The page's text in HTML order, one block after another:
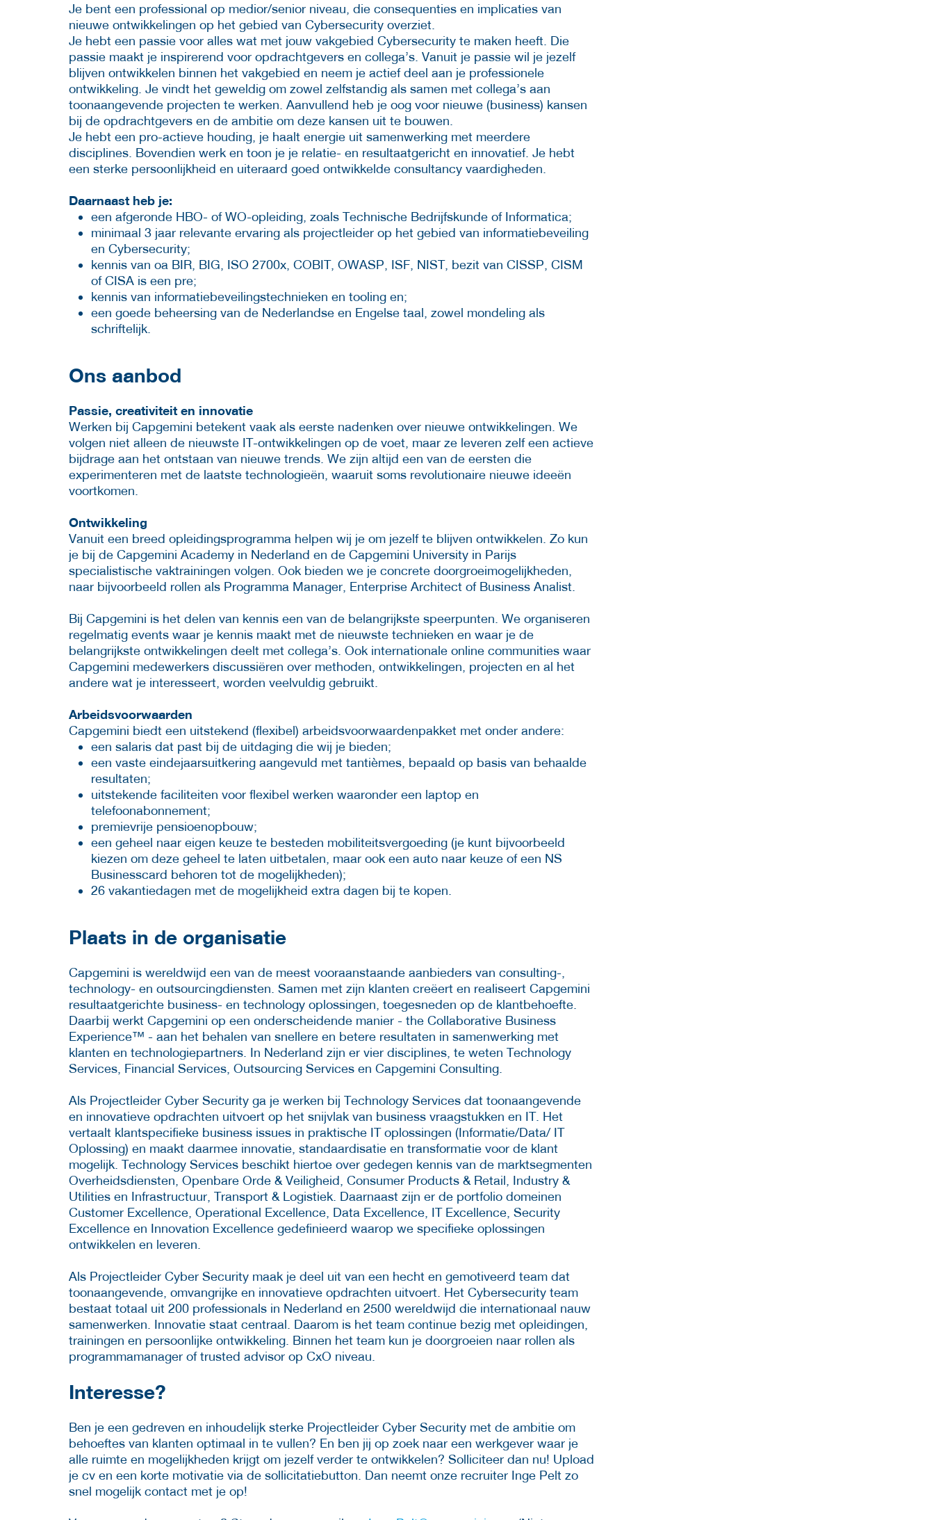
Je bent een professional op medior/senior niveau, die consequenties en implicaties van
nieuwe ontwikkelingen op het gebied van Cybersecurity overziet.
Je hebt een passie voor alles wat met jouw vakgebied Cybersecurity te maken heeft. Die
passie maakt je inspirerend voor opdrachtgevers en collega’s. Vanuit je passie wil je jezelf
blijven ontwikkelen binnen het vakgebied en neem je actief deel aan je professionele
ontwikkeling. Je vindt het geweldig om zowel zelfstandig als samen met collega’s aan
toonaangevende projecten te werken. Aanvullend heb je oog voor nieuwe (business) kansen
bij de opdrachtgevers en de ambitie om deze kansen uit te bouwen.
Je hebt een pro-actieve houding, je haalt energie uit samenwerking met meerdere
disciplines. Bovendien werk en toon je je relatie- en resultaatgericht en innovatief. Je hebt
een sterke persoonlijkheid en uiteraard goed ontwikkelde consultancy vaardigheden.
Daarnaast heb je:
een afgeronde HBO- of WO-opleiding, zoals Technische Bedrijfskunde of Informatica;
minimaal 3 jaar relevante ervaring als projectleider op het gebied van informatiebeveiling
en Cybersecurity;
kennis van oa BIR, BIG, ISO 2700x, COBIT, OWASP, ISF, NIST, bezit van CISSP, CISM
of CISA is een pre;
kennis van informatiebeveilingstechnieken en tooling en;
een goede beheersing van de Nederlandse en Engelse taal, zowel mondeling als
schriftelijk.
Ons aanbod
Passie, creativiteit en innovatie
Werken bij Capgemini betekent vaak als eerste nadenken over nieuwe ontwikkelingen. We
volgen niet alleen de nieuwste IT-ontwikkelingen op de voet, maar ze leveren zelf een actieve
bijdrage aan het ontstaan van nieuwe trends. We zijn altijd een van de eersten die
experimenteren met de laatste technologieën, waaruit soms revolutionaire nieuwe ideeën
voortkomen.
Ontwikkeling
Vanuit een breed opleidingsprogramma helpen wij je om jezelf te blijven ontwikkelen. Zo kun
je bij de Capgemini Academy in Nederland en de Capgemini University in Parijs
specialistische vaktrainingen volgen. Ook bieden we je concrete doorgroeimogelijkheden,
naar bijvoorbeeld rollen als Programma Manager, Enterprise Architect of Business Analist.
Bij Capgemini is het delen van kennis een van de belangrijkste speerpunten. We organiseren
regelmatig events waar je kennis maakt met de nieuwste technieken en waar je de
belangrijkste ontwikkelingen deelt met collega’s. Ook internationale online communities waar
Capgemini medewerkers discussiëren over methoden, ontwikkelingen, projecten en al het
andere wat je interesseert, worden veelvuldig gebruikt.
Arbeidsvoorwaarden
Capgemini biedt een uitstekend (flexibel) arbeidsvoorwaardenpakket met onder andere:
een salaris dat past bij de uitdaging die wij je bieden;
een vaste eindejaarsuitkering aangevuld met tantièmes, bepaald op basis van behaalde
resultaten;
uitstekende faciliteiten voor flexibel werken waaronder een laptop en
telefoonabonnement;
premievrije pensioenopbouw;
een geheel naar eigen keuze te besteden mobiliteitsvergoeding (je kunt bijvoorbeeld
kiezen om deze geheel te laten uitbetalen, maar ook een auto naar keuze of een NS
Businesscard behoren tot de mogelijkheden);
26 vakantiedagen met de mogelijkheid extra dagen bij te kopen.
Plaats in de organisatie
Capgemini is wereldwijd een van de meest vooraanstaande aanbieders van consulting-,
technology- en outsourcingdiensten. Samen met zijn klanten creëert en realiseert Capgemini
resultaatgerichte business- en technology oplossingen, toegesneden op de klantbehoefte.
Daarbij werkt Capgemini op een onderscheidende manier - the Collaborative Business
Experience™ - aan het behalen van snellere en betere resultaten in samenwerking met
klanten en technologiepartners. In Nederland zijn er vier disciplines, te weten Technology
Services, Financial Services, Outsourcing Services en Capgemini Consulting.
Als Projectleider Cyber Security ga je werken bij Technology Services dat toonaangevende
en innovatieve opdrachten uitvoert op het snijvlak van business vraagstukken en IT. Het
vertaalt klantspecifieke business issues in praktische IT oplossingen (Informatie/Data/ IT
Oplossing) en maakt daarmee innovatie, standaardisatie en transformatie voor de klant
mogelijk. Technology Services beschikt hiertoe over gedegen kennis van de marktsegmenten
Overheidsdiensten, Openbare Orde & Veiligheid, Consumer Products & Retail, Industry &
Utilities en Infrastructuur, Transport & Logistiek. Daarnaast zijn er de portfolio domeinen
Customer Excellence, Operational Excellence, Data Excellence, IT Excellence, Security
Excellence en Innovation Excellence gedefinieerd waarop we specifieke oplossingen
ontwikkelen en leveren.
Als Projectleider Cyber Security maak je deel uit van een hecht en gemotiveerd team dat
toonaangevende, omvangrijke en innovatieve opdrachten uitvoert. Het Cybersecurity team
bestaat totaal uit 200 professionals in Nederland en 2500 wereldwijd die internationaal nauw
samenwerken. Innovatie staat centraal. Daarom is het team continue bezig met opleidingen,
trainingen en persoonlijke ontwikkeling. Binnen het team kun je doorgroeien naar rollen als
programmamanager of trusted advisor op CxO niveau.
Interesse?
Ben je een gedreven en inhoudelijk sterke Projectleider Cyber Security met de ambitie om
behoeftes van klanten optimaal in te vullen? En ben jij op zoek naar een werkgever waar je
alle ruimte en mogelijkheden krijgt om jezelf verder te ontwikkelen? Solliciteer dan nu! Upload
je cv en een korte motivatie via de sollicitatiebutton. Dan neemt onze recruiter Inge Pelt zo
snel mogelijk contact met je op!